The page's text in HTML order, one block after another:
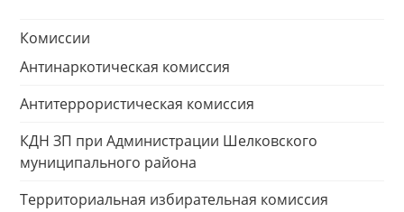
Комиссии
Антинаркотическая комиссия
Антитеррористическая комиссия
КДН ЗП при Администрации Шелковского
муниципального района
Территориальная избирательная комиссия